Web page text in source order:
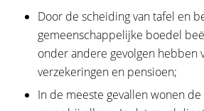
Door de scheiding van tafel en
gemeenschappelijke boedel
onder andere gevolgen hebben
verzekeringen en pensioen;
In de meeste gevallen wonen